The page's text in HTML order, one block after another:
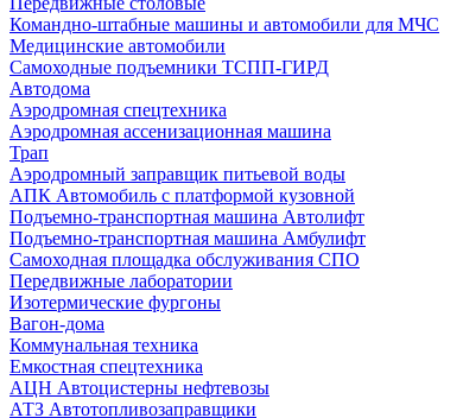
Командно-штабные машины и автомобили для МЧС
Медицинские автомобили
Самоходные подъемники ТСПП-ГИРД
Автодома
Аэродромная спецтехника
Аэродромная ассенизационная машина
Трап
Аэродромный заправщик питьевой воды
АПК Автомобиль с платформой кузовной
Подъемно-транспортная машина Автолифт
Подъемно-транспортная машина Амбулифт
Самоходная площадка обслуживания СПО
Передвижные лаборатории
Изотермические фургоны
Вагон-дома
Коммунальная техника
Емкостная спецтехника
АЦН Автоцистерны нефтевозы
АТЗ Автотопливозаправщики